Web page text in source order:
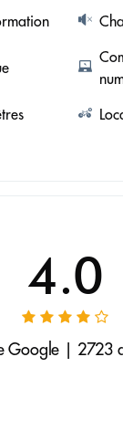
4.0
Google | 2723